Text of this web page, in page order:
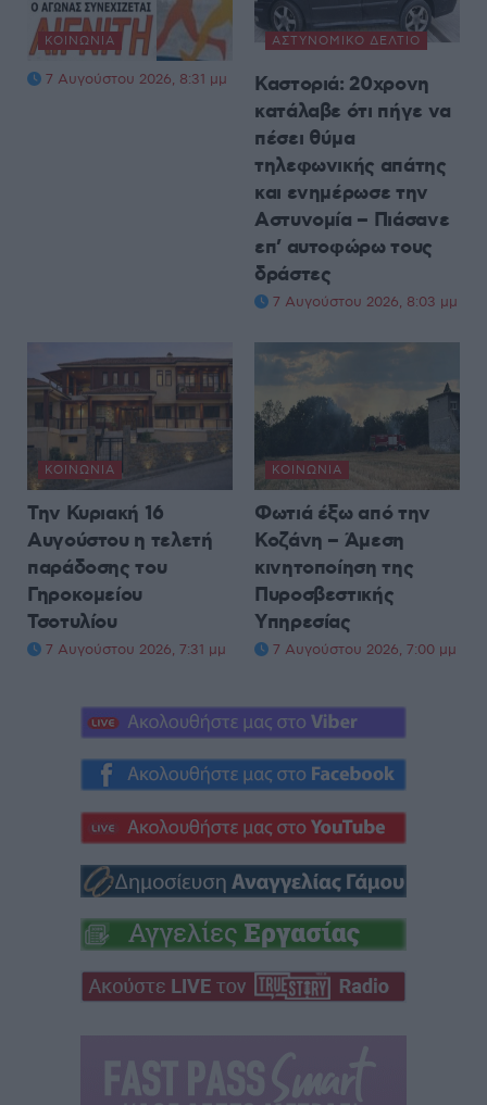
ΚΟΙΝΩΝΊΑ
7 Αυγούστου 2026, 8:31 μμ
ΑΣΤΥΝΟΜΙΚΌ ΔΕΛΤΊΟ
Καστοριά: 20χρονη
κατάλαβε ότι πήγε να
πέσει θύμα
τηλεφωνικής απάτης
και ενημέρωσε την
Αστυνομία – Πιάσανε
επ’ αυτοφώρω τους
δράστες
7 Αυγούστου 2026, 8:03 μμ
ΚΟΙΝΩΝΊΑ
Την Κυριακή 16
Αυγούστου η τελετή
παράδοσης του
Γηροκομείου
Τσοτυλίου
7 Αυγούστου 2026, 7:31 μμ
ΚΟΙΝΩΝΊΑ
Φωτιά έξω από την
Κοζάνη – Άμεση
κινητοποίηση της
Πυροσβεστικής
Υπηρεσίας
7 Αυγούστου 2026, 7:00 μμ